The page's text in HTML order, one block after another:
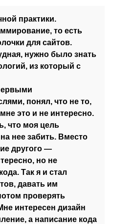
практики.
то есть
для сайтов.
нужно было знать
из который с
понял, что не то,
это и не интересно.
что моя цель
нее забить. Вместо
другого —
но не
Так я и стал
давать им
проверять
интересен дизайн
а написание кода